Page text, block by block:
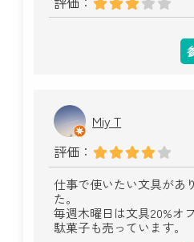
Miy T
評価：
仕事で使いたい文具があ
た。
毎週木曜日は文具20%オ
駄菓子も売っています。